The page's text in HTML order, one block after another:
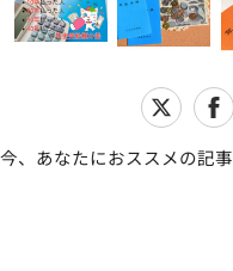
今、あなたにおススメの記事